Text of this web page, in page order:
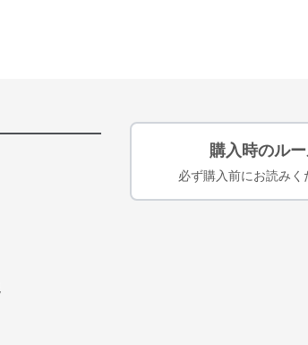
購入時のル
必ず購入前にお読みく